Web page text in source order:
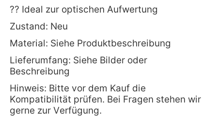
?? Ideal zur optischen Aufwertung
Zustand: Neu
Material: Siehe Produktbeschreibung
Lieferumfang: Siehe Bilder oder
Beschreibung
Hinweis: Bitte vor dem Kauf die
Kompatibilität prüfen. Bei Fragen stehen wir
gerne zur Verfügung.